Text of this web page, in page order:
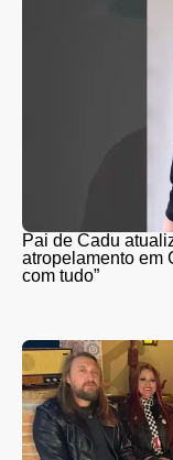
Pai de Cadu
atropelamento em
com tudo”